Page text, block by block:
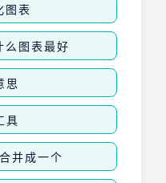
图表
么图表最好
思
具
并成一个